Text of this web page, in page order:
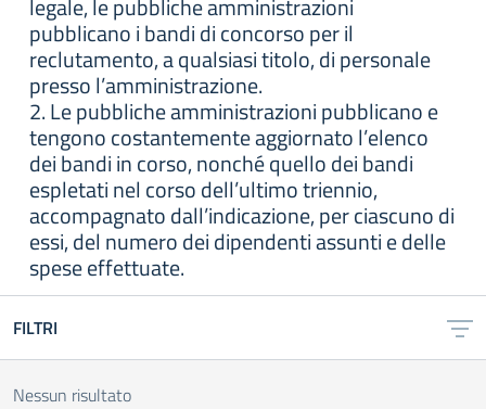
legale, le pubbliche amministrazioni
pubblicano i bandi di concorso per il
reclutamento, a qualsiasi titolo, di personale
presso l’amministrazione.
2. Le pubbliche amministrazioni pubblicano e
tengono costantemente aggiornato l’elenco
dei bandi in corso, nonché quello dei bandi
espletati nel corso dell’ultimo triennio,
accompagnato dall’indicazione, per ciascuno di
essi, del numero dei dipendenti assunti e delle
spese effettuate.
FILTRI
Nessun risultato